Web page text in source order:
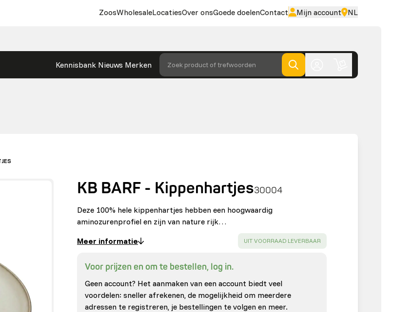
ZoosWholesaleLocatiesOver onsGoede doelenContact Mijn account NL
Kennisbank Nieuws Merken Zoek product of trefwoorden
KB BARF - Kippenhartjes30004
Deze 100% hele kippenhartjes hebben een hoogwaardig
aminozurenprofiel en zijn van nature rijk…
Meer informatie
SUCCESS:
UIT VOORRAAD LEVERBAAR
Voor prijzen en om te bestellen, log in.
Geen account? Het aanmaken van een account biedt veel
voordelen: sneller afrekenen, de mogelijkheid om meerdere
adressen te registreren, je bestellingen te volgen en meer.